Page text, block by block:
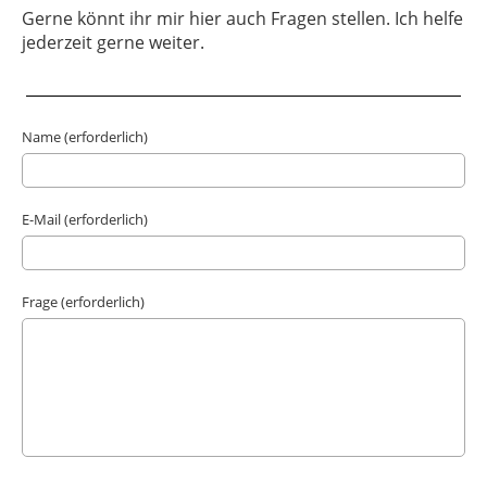
Gerne könnt ihr mir hier auch Fragen stellen. Ich helfe
jederzeit gerne weiter.
Name (erforderlich)
E-Mail (erforderlich)
Frage (erforderlich)